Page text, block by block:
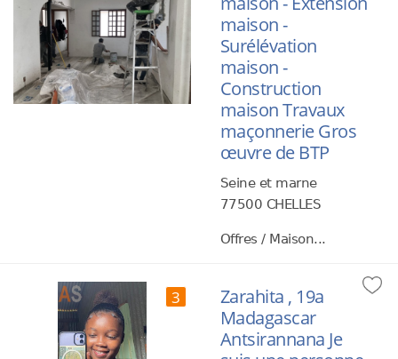
maison -
Surélévation
maison -
Construction
maison Travaux
maçonnerie Gros
œuvre de BTP
Seine et marne
77500 CHELLES
Offres / Maison...
3
Zarahita , 19a
Madagascar
Antsirannana Je